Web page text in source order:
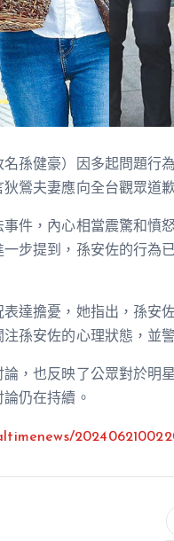
孫健豪）因多起問題行
鶯夫妻應向全台觀眾道
件，內心相當震驚和憤
步提到，孫安佐的行為
達擔憂，她指出，孫安
孫安佐的心理狀態，並
，也反映了公眾對於明
仍在持續。